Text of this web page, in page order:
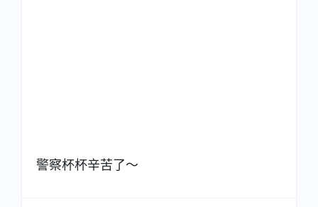
警察杯杯辛苦了～